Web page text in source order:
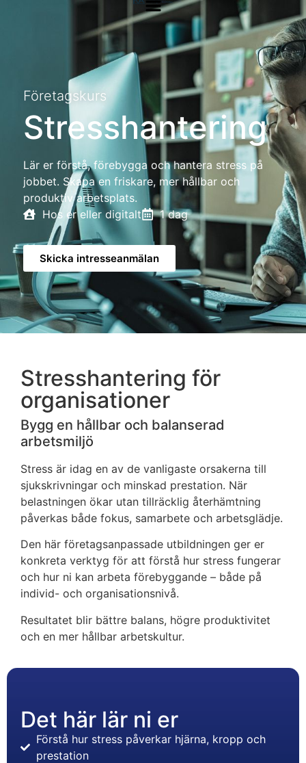
Företagskurs
Stresshantering
Lär er förstå, förebygga och hantera stress på
jobbet. Skapa en friskare, mer hållbar och
produktiv arbetsplats.
Hos er eller digitalt
1 dag
Skicka intresseanmälan
Stresshantering för
organisationer
Bygg en hållbar och balanserad
arbetsmiljö
Stress är idag en av de vanligaste orsakerna till
sjukskrivningar och minskad prestation. När
belastningen ökar utan tillräcklig återhämtning
påverkas både fokus, samarbete och arbetsglädje.
Den här företagsanpassade utbildningen ger er
konkreta verktyg för att förstå hur stress fungerar
och hur ni kan arbeta förebyggande – både på
individ- och organisationsnivå.
Resultatet blir bättre balans, högre produktivitet
och en mer hållbar arbetskultur.
Det här lär ni er
Förstå hur stress påverkar hjärna, kropp och
prestation